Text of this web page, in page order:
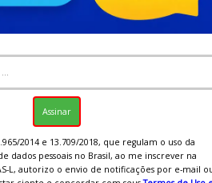
2014 e 13.709/2018, que regulam o uso da
dados pessoais no Brasil, ao me inscrever na
L, autorizo o envio de notificações por e-mail